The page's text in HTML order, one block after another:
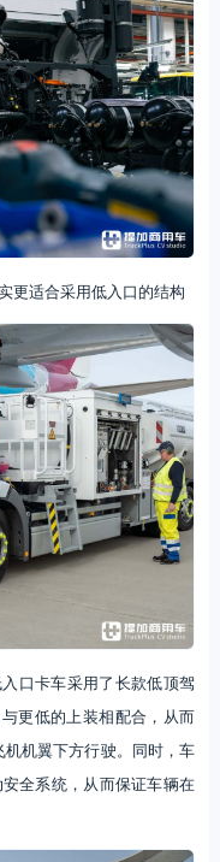
更适合采用低入口的结构
口卡车采用了长款低顶驾
更低的上装相配合，从而
机翼下方行驶。同时，车
全系统，从而保证车辆在